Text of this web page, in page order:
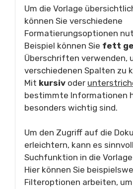
Um die Vorlage
können Sie verschiedene
Formatierungsoptionen
Beispiel können Sie fett
Überschriften verwenden,
verschiedenen Spalten zu
Mit kursiv oder
bestimmte Informationen
besonders wichtig sind.
Um den Zugriff auf die
erleichtern, kann es
Suchfunktion in die
Hier können Sie
Filteroptionen arbeiten,